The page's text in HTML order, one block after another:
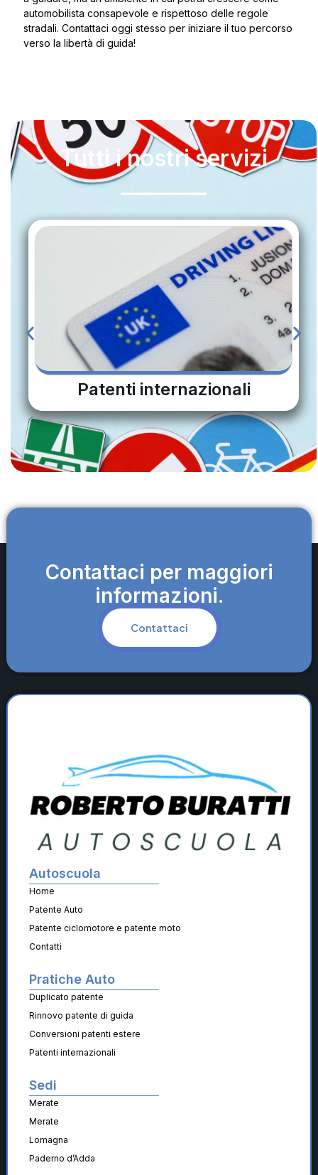
automobilista consapevole e rispettoso delle regole
stradali. Contattaci oggi stesso per iniziare il tuo percorso
verso la libertà di guida!
Tutti i nostri servizi
Patenti internazionali
Contattaci per maggiori
informazioni.
Contattaci
Autoscuola
Home
Patente Auto
Patente ciclomotore e patente moto
Contatti
Pratiche Auto
Duplicato patente
Rinnovo patente di guida
Conversioni patenti estere
Patenti internazionali
Sedi
Merate
Merate
Lomagna
Paderno d’Adda